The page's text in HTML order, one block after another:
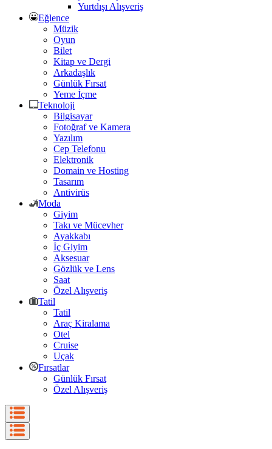
Yurtdışı Alışveriş
Eğlence
Müzik
Oyun
Bilet
Kitap ve Dergi
Arkadaşlık
Günlük Fırsat
Yeme İçme
Teknoloji
Bilgisayar
Fotoğraf ve Kamera
Yazılım
Cep Telefonu
Elektronik
Domain ve Hosting
Tasarım
Antivirüs
Moda
Giyim
Takı ve Mücevher
Ayakkabı
İç Giyim
Aksesuar
Gözlük ve Lens
Saat
Özel Alışveriş
Tatil
Tatil
Araç Kiralama
Otel
Cruise
Uçak
Fırsatlar
Günlük Fırsat
Özel Alışveriş